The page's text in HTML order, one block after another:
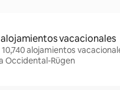
vacacionales
alojamientos
Occidental-Rügen